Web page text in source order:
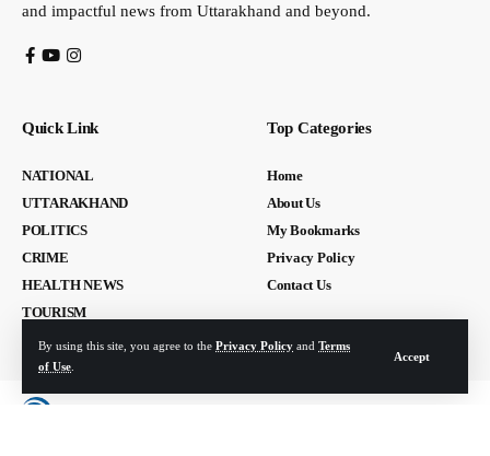
By using this site, you agree to the Privacy Policy and Terms
of Use
Accept
and impactful news from Uttarakhand and beyond.
Quick Link
NATIONAL
UTTARAKHAND
POLITICS
CRIME
HEALTH NEWS
TOURISM
Top Categories
Home
About Us
My Bookmarks
Privacy Policy
Contact Us